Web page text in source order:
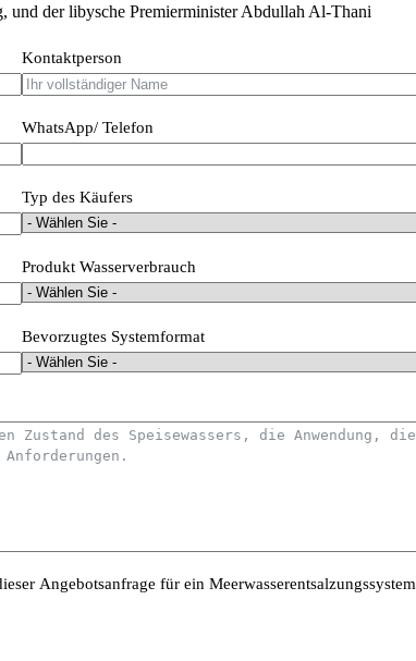
der libysche Premierminister Abdullah Al-Thani
Kontaktperson
WhatsApp/ Telefon
Typ des Käufers
Produkt Wasserverbrauch
Bevorzugtes Systemformat
Angebotsanfrage für ein Meerwasserentsalzungssystem